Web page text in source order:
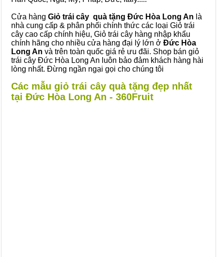
Cửa hàng Giỏ trái cây quà tặng Đức Hòa Long An là
nhà cung cấp & phân phối chính thức các loại Giỏ trái
cây cao cấp chính hiệu, Giỏ trái cây hàng nhập khẩu
chính hãng cho nhiều cửa hàng đại lý lớn ở Đức Hòa
Long An và trên toàn quốc giá rẻ ưu đãi. Shop bán giỏ
trái cây Đức Hòa Long An luôn bảo đảm khách hàng hài
lòng nhất. Đừng ngần ngại gọi cho chúng tôi
Các mẫu giỏ trái cây quà tặng đẹp nhất
tại Đức Hòa Long An - 360Fruit